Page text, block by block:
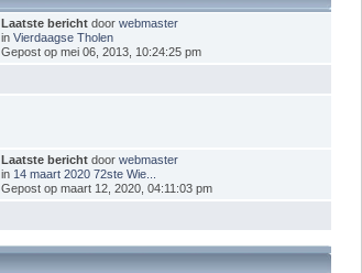
Laatste bericht doorwebmaster
inVierdaagse Tholen
Gepost op mei 06, 2013, 10:24:25 pm
Laatste bericht doorwebmaster
in 14 maart 2020 72ste Wie...
Gepost op maart 12, 2020, 04:11:03 pm